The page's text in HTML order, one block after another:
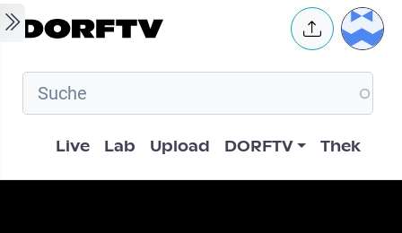
Skip to main content User
Hauptnavigation
Live Lab Upload DORFTV Thek